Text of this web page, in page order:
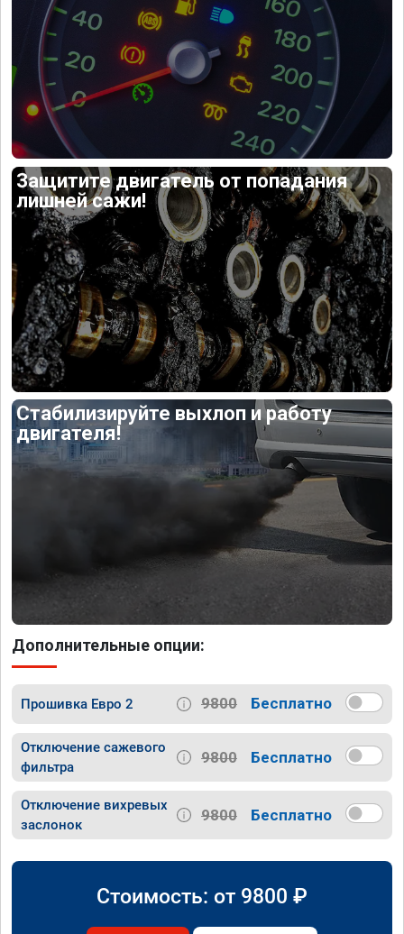
Защитите двигатель от попадания
лишней сажи!
Стабилизируйте выхлоп и работу
двигателя!
Дополнительные опции:
Прошивка Евро 2 9800 Бесплатно
Отключение сажевого
фильтра
9800 Бесплатно
Отключение вихревых
заслонок
9800 Бесплатно
Стоимость: от 9800 ₽